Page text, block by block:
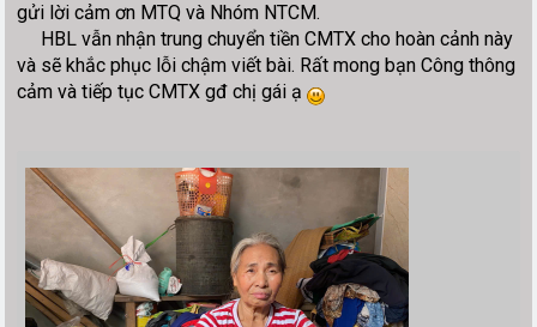
gửi lời cảm ơn MTQ và Nhóm NTCM.
HBL vẫn nhận trung chuyển tiền CMTX cho hoàn cảnh này
và sẽ khắc phục lỗi chậm viết bài. Rất mong bạn Công thông
cảm và tiếp tục CMTX gđ chị gái ạ